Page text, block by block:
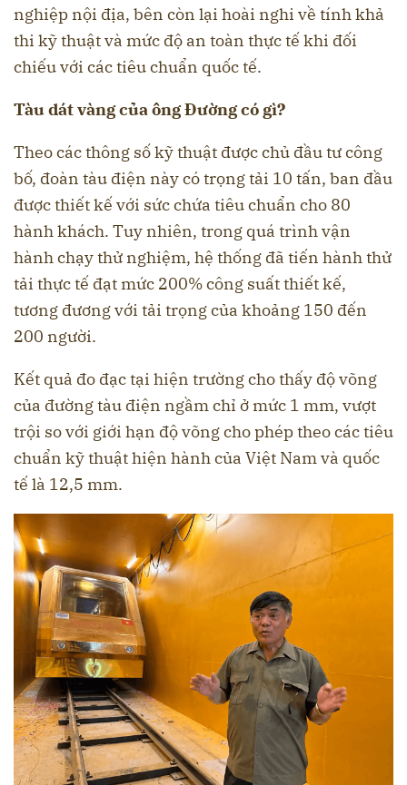
nghiệp nội địa, bên còn lại hoài nghi về tính khả
thi kỹ thuật và mức độ an toàn thực tế khi đối
chiếu với các tiêu chuẩn quốc tế.
Tàu dát vàng của ông Đường có gì?
Theo các thông số kỹ thuật được chủ đầu tư công
bố, đoàn tàu điện này có trọng tải 10 tấn, ban đầu
được thiết kế với sức chứa tiêu chuẩn cho 80
hành khách. Tuy nhiên, trong quá trình vận
hành chạy thử nghiệm, hệ thống đã tiến hành thử
tải thực tế đạt mức 200% công suất thiết kế,
tương đương với tải trọng của khoảng 150 đến
200 người.
Kết quả đo đạc tại hiện trường cho thấy độ võng
của đường tàu điện ngầm chỉ ở mức 1 mm, vượt
trội so với giới hạn độ võng cho phép theo các tiêu
chuẩn kỹ thuật hiện hành của Việt Nam và quốc
tế là 12,5 mm.